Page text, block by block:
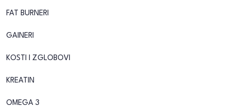
FAT BURNERI
GAINERI
KOSTI I ZGLOBOVI
KREATIN
OMEGA 3